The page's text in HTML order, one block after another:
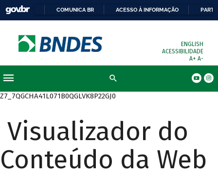
COMUNICA BR ACESSO À INFORMAÇÃO
ENGLISH
ACESSIBILIDADE
A+ A-
Z7_7QGCHA41L071B0QGLVK8P22GJ0
Visualizador do
Conteúdo da Web